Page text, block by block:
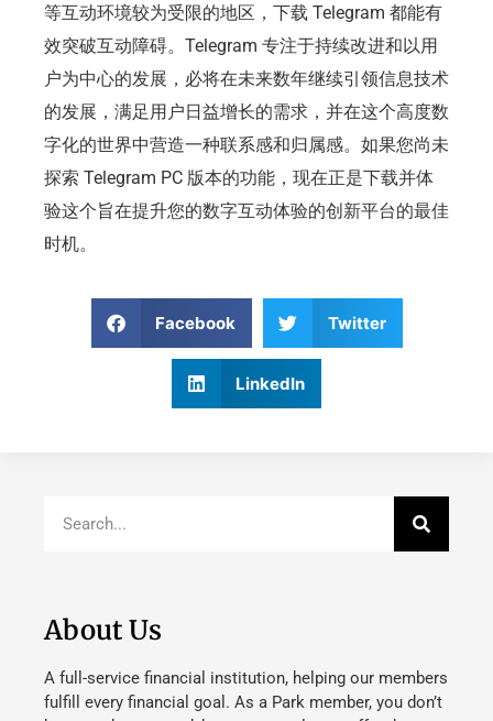
等互动环境较为受限的地区，下载 Telegram 都能有
效突破互动障碍。Telegram 专注于持续改进和以用
户为中心的发展，必将在未来数年继续引领信息技术
的发展，满足用户日益增长的需求，并在这个高度数
字化的世界中营造一种联系感和归属感。如果您尚未
探索 Telegram PC 版本的功能，现在正是下载并体
验这个旨在提升您的数字互动体验的创新平台的最佳
时机。
Facebook Twitter
LinkedIn
About Us
A full-service financial institution, helping our members
fulfill every financial goal. As a Park member, you don’t